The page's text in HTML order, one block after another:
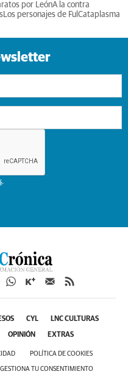
por LeónA la contra
Los personajes de Ful Cataplasma
.
CYL LNC CULTURAS
OPINIÓN EXTRAS
POLÍTICA DE COOKIES
GESTIONA TU CONSENTIMIENTO